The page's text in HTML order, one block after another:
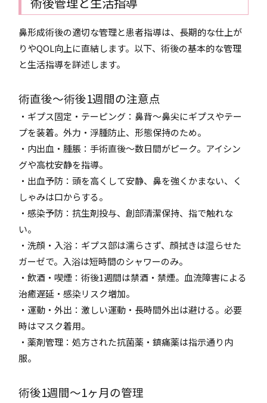
鼻形成術後の適切な管理と患者指導は、長期的な仕上が
りやQOL向上に直結します。以下、術後の基本的な管理
と生活指導を詳述します。
術直後〜術後1週間の注意点
・ギプス固定・テーピング：鼻背〜鼻尖にギプスやテー
プを装着。外力・浮腫防止、形態保持のため。
・内出血・腫脹：手術直後〜数日間がピーク。アイシン
グや高枕安静を指導。
・出血予防：頭を高くして安静、鼻を強くかまない、く
しゃみは口からする。
・感染予防：抗生剤投与、創部清潔保持、指で触れな
い。
・洗顔・入浴：ギプス部は濡らさず、顔拭きは湿らせた
ガーゼで。入浴は短時間のシャワーのみ。
・飲酒・喫煙：術後1週間は禁酒・禁煙。血流障害による
治癒遅延・感染リスク増加。
・運動・外出：激しい運動・長時間外出は避ける。必要
時はマスク着用。
・薬剤管理：処方された抗菌薬・鎮痛薬は指示通り内
服。
術後1週間〜1ヶ月の管理